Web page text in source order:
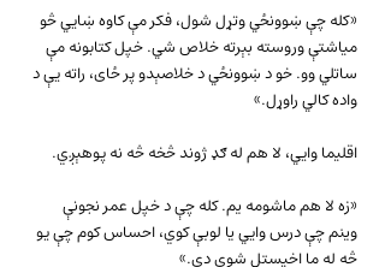
«کله چې ښوونځي وتړل شول، فکر مې کاوه ښايي څو
میاشتې وروسته بېرته خلاص شي. خپل کتابونه مې
ساتلي وو. خو د ښوونځي د خلاصېدو پر ځای، راته یې د
واده کالي راوړل.»
اقلیما وايي، لا هم له ګډ ژوند څخه څه نه پوهېږي.
«زه لا هم ماشومه یم. کله چې د خپل عمر نجونې
وینم چې درس وايي یا لوبې کوي، احساس کوم چې یو
څه له ما اخیستل شوي دي.»